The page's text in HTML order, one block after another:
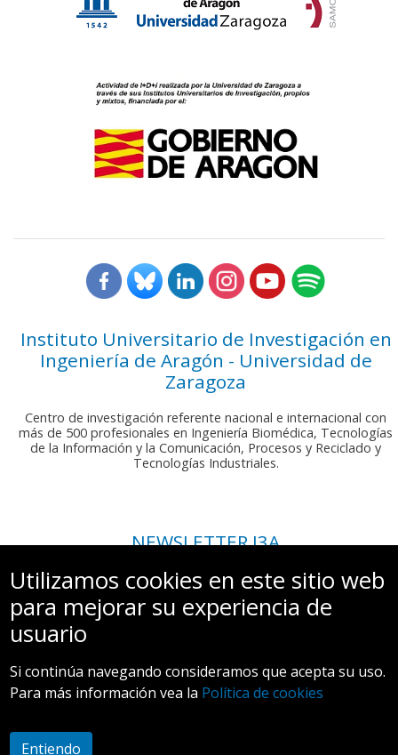
Instituto Universitario de Investigación en
Ingeniería de Aragón - Universidad de
Zaragoza
Centro de investigación referente nacional e internacional con
más de 500 profesionales en Ingeniería Biomédica, Tecnologías
de la Información y la Comunicación, Procesos y Reciclado y
Tecnologías Industriales.
NEWSLETTER I3A
Si deseas recibir nuestro boletín mensual, envíanos un correo a:
comunicacion.i3a@unizar.es
Utilizamos cookies en este sitio web
para mejorar su experiencia de
usuario
Si continúa navegando consideramos que acepta su uso.
Para más información vea la Política de cookies
Entiendo